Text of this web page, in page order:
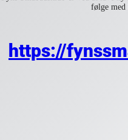
følge med
https://